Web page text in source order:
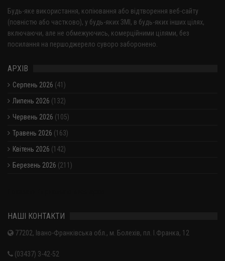
Будь-яке використання, копіювання або відтворення веб-сайту
(повністю або частково), у будь-яких ЗМІ, в будь-яких інших цілях,
включаючи, але не обмежуючись, комерційними цілями, без
посилання на першоджерело суворо заборонено.
АРХІВ
Серпень 2026 (41)
Липень 2026 (132)
Червень 2026 (105)
Травень 2026 (163)
Квітень 2026 (142)
Березень 2026 (211)
НАШІ КОНТАКТИ
77202, Івано-Франківська обл., м. Болехів, пл. І.Франка, 12
(03437) 3-42-52